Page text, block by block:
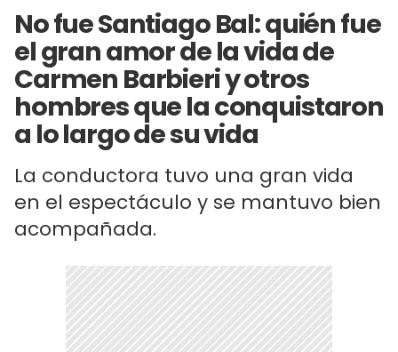
No fue Santiago Bal: quién fue
el gran amor de la vida de
Carmen Barbieri y otros
hombres que la conquistaron
a lo largo de su vida
La conductora tuvo una gran vida
en el espectáculo y se mantuvo bien
acompañada.